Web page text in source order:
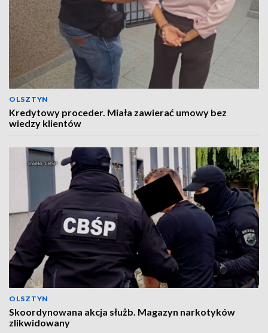
OLSZTYN
Kredytowy proceder. Miała zawierać umowy bez
wiedzy klientów
OLSZTYN
Skoordynowana akcja służb. Magazyn narkotyków
zlikwidowany